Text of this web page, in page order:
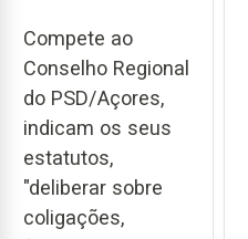
Compete ao
Conselho Regional
do PSD/Açores,
indicam os seus
estatutos,
"deliberar sobre
coligações,